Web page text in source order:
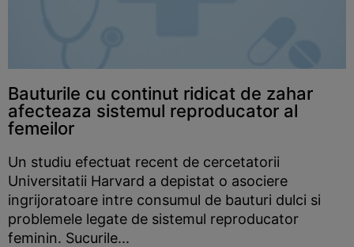
Bauturile cu continut ridicat de zahar
afecteaza sistemul reproducator al
femeilor
Un studiu efectuat recent de cercetatorii
Universitatii Harvard a depistat o asociere
ingrijoratoare intre consumul de bauturi dulci si
problemele legate de sistemul reproducator
feminin. Sucurile...